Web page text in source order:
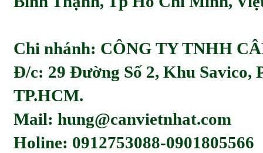
Chi nhánh: CÔNG TY TNHH
Đ/c: 29 Đường Số 2, Khu Savico,
TP.HCM.
Mail: hung@canvietnhat.com
Holine: 0912753088-0901805566